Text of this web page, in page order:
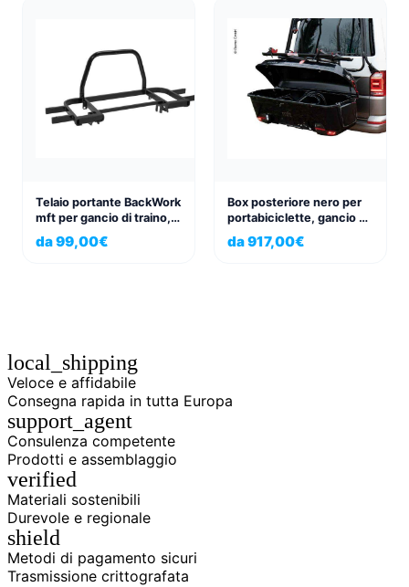
Telaio portante BackWork
mft per gancio di traino,
ripiegabile, portapacchi di
prolunga
da99,00€
Box posteriore nero per
portabiciclette, gancio di
traino ribaltabile
da917,00€
local_shipping
Veloce e affidabile
Consegna rapida in tutta Europa
support_agent
Consulenza competente
Prodotti e assemblaggio
verified
Materiali sostenibili
Durevole e regionale
shield
Metodi di pagamento sicuri
Trasmissione crittografata